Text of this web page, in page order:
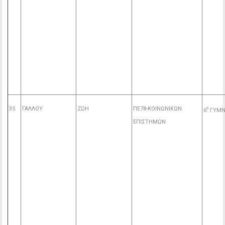
35 ΓΑΛΛΟΥ ΖΩΗ
ΠΕ78-ΚΟΙΝΩΝΙΚΩΝ
ΕΠΙΣΤΗΜΩΝ
6ο